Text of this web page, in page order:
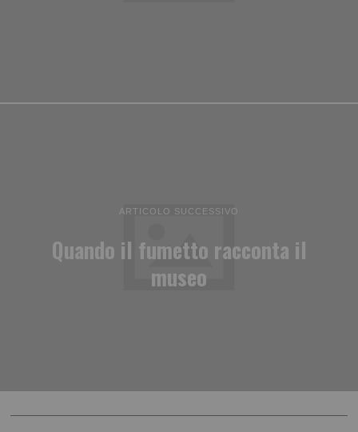
ARTICOLO SUCCESSIVO
Quando il fumetto racconta il
museo